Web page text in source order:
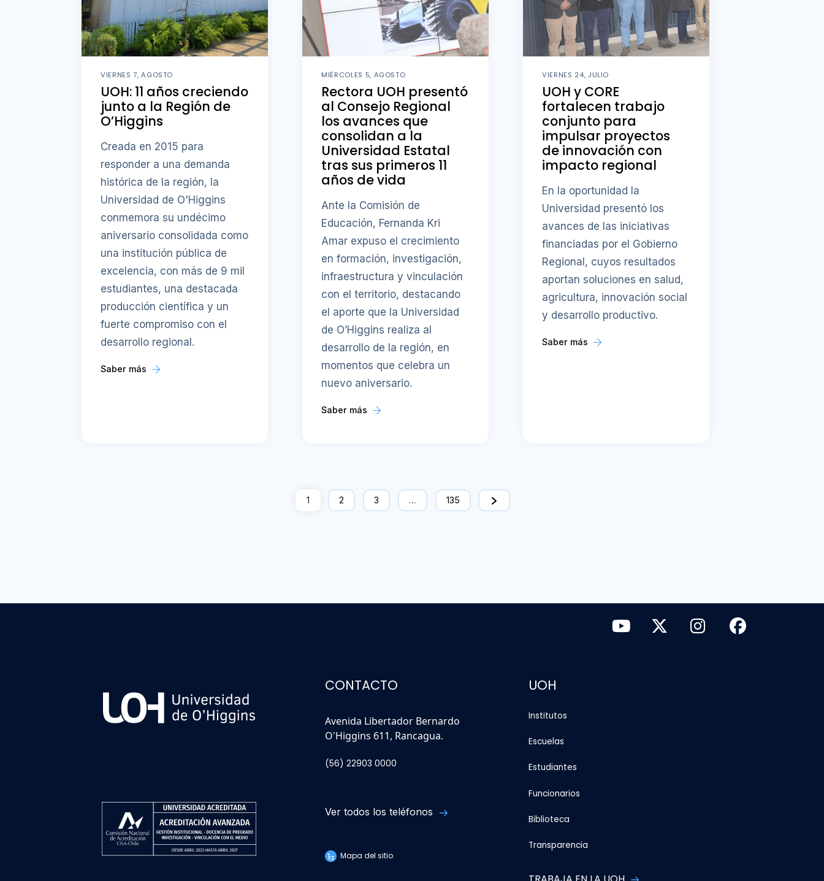
VIERNES 7, AGOSTO
UOH: 11 años creciendo
junto a la Región de
O’Higgins
Creada en 2015 para
responder a una demanda
histórica de la región, la
Universidad de O'Higgins
conmemora su undécimo
aniversario consolidada como
una institución pública de
excelencia, con más de 9 mil
estudiantes, una destacada
producción científica y un
fuerte compromiso con el
desarrollo regional.
Saber más
MIÉRCOLES 5, AGOSTO
Rectora UOH presentó
al Consejo Regional
los avances que
consolidan a la
Universidad Estatal
tras sus primeros 11
años de vida
Ante la Comisión de
Educación, Fernanda Kri
Amar expuso el crecimiento
en formación, investigación,
infraestructura y vinculación
con el territorio, destacando
el aporte que la Universidad
de O’Higgins realiza al
desarrollo de la región, en
momentos que celebra un
nuevo aniversario.
Saber más
VIERNES 24, JULIO
UOH y CORE
fortalecen trabajo
conjunto para
impulsar proyectos
de innovación con
impacto regional
En la oportunidad la
Universidad presentó los
avances de las iniciativas
financiadas por el Gobierno
Regional, cuyos resultados
aportan soluciones en salud,
agricultura, innovación social
y desarrollo productivo.
Saber más
1 2 3 … 135
CONTACTO
Avenida Libertador Bernardo
O'Higgins 611, Rancagua.
(56) 22903 0000
Ver todos los teléfonos
Mapa del sitio
UOH
Institutos
Escuelas
Estudiantes
Funcionarios
Biblioteca
Transparencia